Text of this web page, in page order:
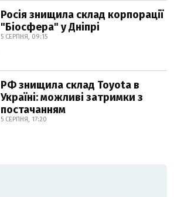
Росія знищила склад корпорації
"Біосфера" у Дніпрі
5 СЕРПНЯ, 09:15
РФ знищила склад Toyota в
Україні: можливі затримки з
постачанням
5 СЕРПНЯ, 17:20